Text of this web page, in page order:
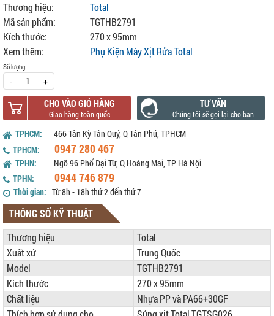
Thương hiệu:
Total
Mã sản phẩm:
TGTHB2791
Kích thước:
270 x 95mm
Xem thêm:
Phụ Kiện Máy Xịt Rửa Total
Số lượng:
- +
CHO VÀO GIỎ HÀNG TƯ VẤN
TPHCM:
466 Tân Kỳ Tân Quý, Q Tân Phú, TPHCM
TPHCM:
0947 280 467
TPHN:
Ngõ 96 Phố Đại Từ, Q Hoàng Mai, TP Hà Nội
TPHN:
0944 746 879
Thời gian: Từ 8h - 18h thứ 2 đến thứ 7
THÔNG SỐ KỸ THUẬT
Thương hiệu
Total
Xuất xứ
Trung Quốc
Model
TGTHB2791
Kích thước
270 x 95mm
Chất liệu
Nhựa PP và PA66+30GF